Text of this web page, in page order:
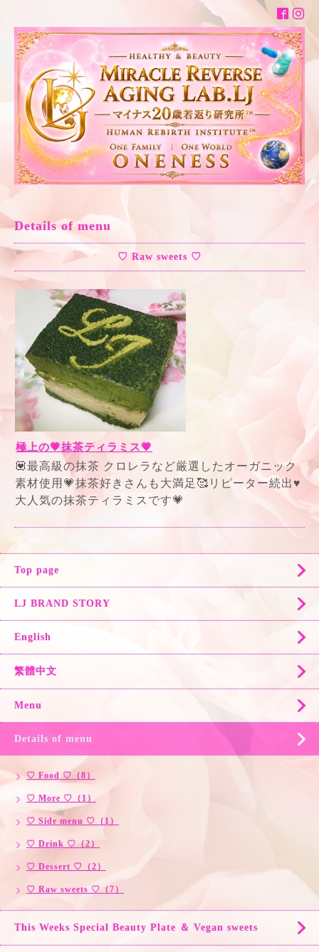
Details of menu
♡ Raw sweets ♡
極上の💗抹茶ティラミス💗
💟最高級の抹茶 クロレラなど厳選したオーガニック
素材使用💗抹茶好きさんも大満足🥰リピーター続出♥
大人気の抹茶ティラミスです💗
Top page
LJ BRAND STORY
English
繁體中文
Menu
Details of menu
♡ Food ♡（8）
♡ More ♡（1）
♡ Side menu ♡（1）
♡ Drink ♡（2）
♡ Dessert ♡（2）
♡ Raw sweets ♡（7）
This Weeks Special Beauty Plate ＆ Vegan sweets